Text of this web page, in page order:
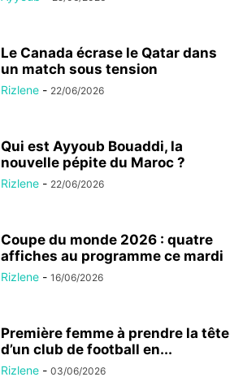
Le Canada écrase le Qatar dans
un match sous tension
Rizlene - 22/06/2026
Qui est Ayyoub Bouaddi, la
nouvelle pépite du Maroc ?
Rizlene - 22/06/2026
Coupe du monde 2026 : quatre
affiches au programme ce mardi
Rizlene - 16/06/2026
Première femme à prendre la tête
d’un club de football en...
Rizlene - 03/06/2026